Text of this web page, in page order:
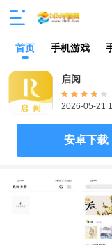
首页 手机游戏
启阅
2026-05-21
安卓下载